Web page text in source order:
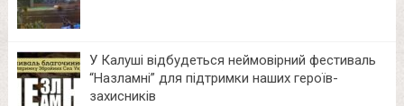
У Калуші відбудеться неймовірний фестиваль
“Назламні” для підтримки наших героїв-
захисників